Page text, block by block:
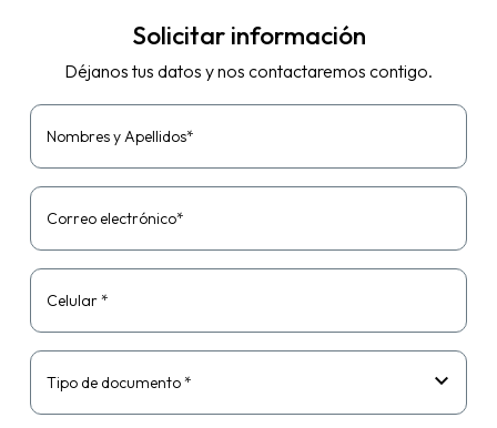
Solicitar información
Déjanos tus datos y nos contactaremos contigo.
Nombres y Apellidos*
Correo electrónico*
Celular *
Tipo de documento *